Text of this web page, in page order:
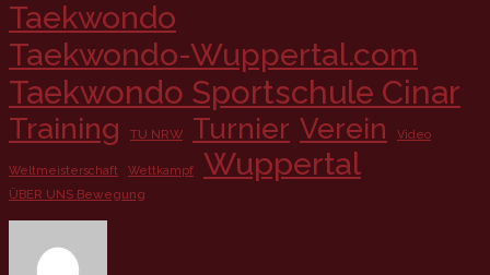
Taekwondo
Taekwondo-Wuppertal.com
Taekwondo Sportschule Cinar
Training TU NRW Turnier Verein Video
Weltmeisterschaft Wettkampf Wuppertal
ÜBER UNS Bewegung